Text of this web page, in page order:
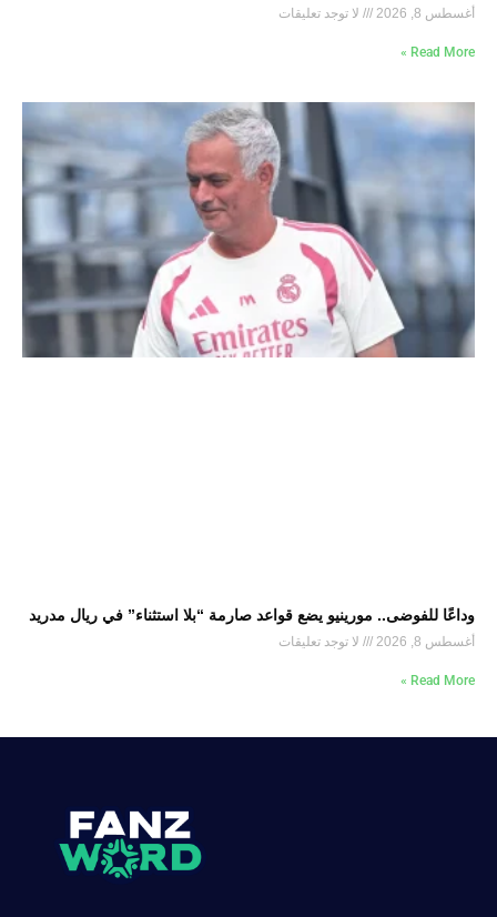
أغسطس 8, 2026 لا توجد تعليقات
Read More »
وداعًا للفوضى.. مورينيو يضع قواعد صارمة “بلا استثناء” في ريال مدريد
أغسطس 8, 2026 لا توجد تعليقات
Read More »